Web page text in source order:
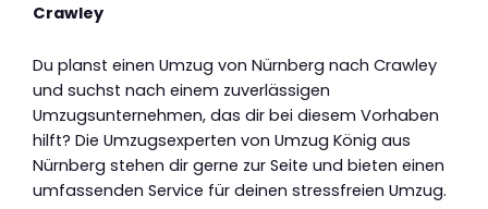
Crawley
Du planst einen Umzug von Nürnberg nach Crawley
und suchst nach einem zuverlässigen
Umzugsunternehmen, das dir bei diesem Vorhaben
hilft? Die Umzugsexperten von Umzug König aus
Nürnberg stehen dir gerne zur Seite und bieten einen
umfassenden Service für deinen stressfreien Umzug.